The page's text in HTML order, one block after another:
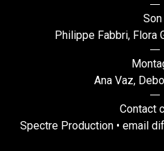
Son
Philippe Fabbri, Flora
Ana Vaz,
Contact
Spectre Production • email